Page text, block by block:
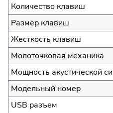
Количество клавиш
Размер клавиш
Жесткость клавиш
Молоточковая механика
Мощность акустической
Модельный номер
USB разъем